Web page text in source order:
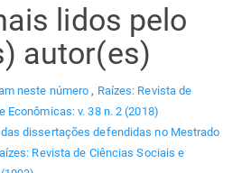
lidos pelo
autor(es)
neste número, Raízes: Revista de
Econômicas: v. 38 n. 2 (2018)
dissertações defendidas no Mestrado
Revista de Ciências Sociais e